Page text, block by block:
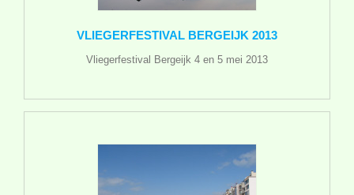
VLIEGERFESTIVAL BERGEIJK 2013
Vliegerfestival Bergeijk 4 en 5 mei 2013